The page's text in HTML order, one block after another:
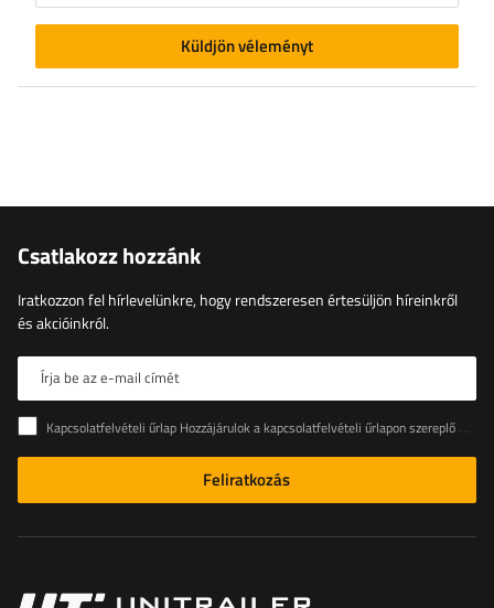
Küldjön véleményt
Csatlakozz hozzánk
Iratkozzon fel hírlevelünkre, hogy rendszeresen értesüljön híreinkről
és akcióinkról.
Írja be az e-mail címét
Kapcsolatfelvételi űrlap Hozzájárulok a kapcsolatfelvételi űrlapon szereplő személyes adataimnak az Európai Parlament és a Tanács (EU) rendeletével összhangban történő kezeléséhez
Feliratkozás